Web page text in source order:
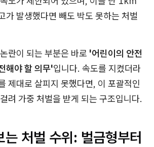
가 발생했다면 빼도 박도 못하는 처벌
란이 되는 부분은 바로 '어린이의 안전
해야 할 의무'입니다. 속도를 지켰더라
제대로 살피지 못했다면, 이 포괄적인
려 가중 처벌을 받게 되는 구조입니다.
처벌 수위: 벌금형부터